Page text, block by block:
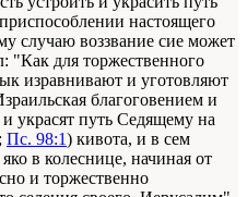
настоящего
случаю воззвание сие может
"Как для торжественного
изравнивают и уготовляют
благоговением и
украсят путь Седящему на
; Пс. 98:1) кивота, и в сем
в колеснице, начиная от
и торжественно